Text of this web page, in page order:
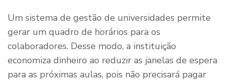
Um sistema de gestão de universidades permite
gerar um quadro de horários para os
colaboradores. Desse modo, a instituição
economiza dinheiro ao reduzir as janelas de espera
para as próximas aulas, pois não precisará pagar